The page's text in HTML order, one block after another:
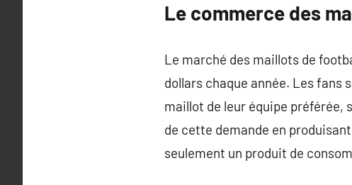
Le commerce des
Le marché des maillots de
dollars chaque année. Les fans
maillot de leur équipe préférée,
de cette demande en
seulement un produit de